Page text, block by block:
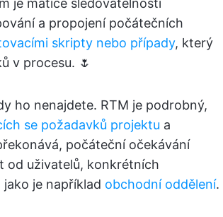
je matice sledovatelnosti
a propojení počátečních
skripty nebo případy, který
v procesu. 🌷
ho nenajdete. RTM je podrobný,
se požadavků projektu a
počáteční očekávání
od uživatelů, konkrétních
je například obchodní oddělení.